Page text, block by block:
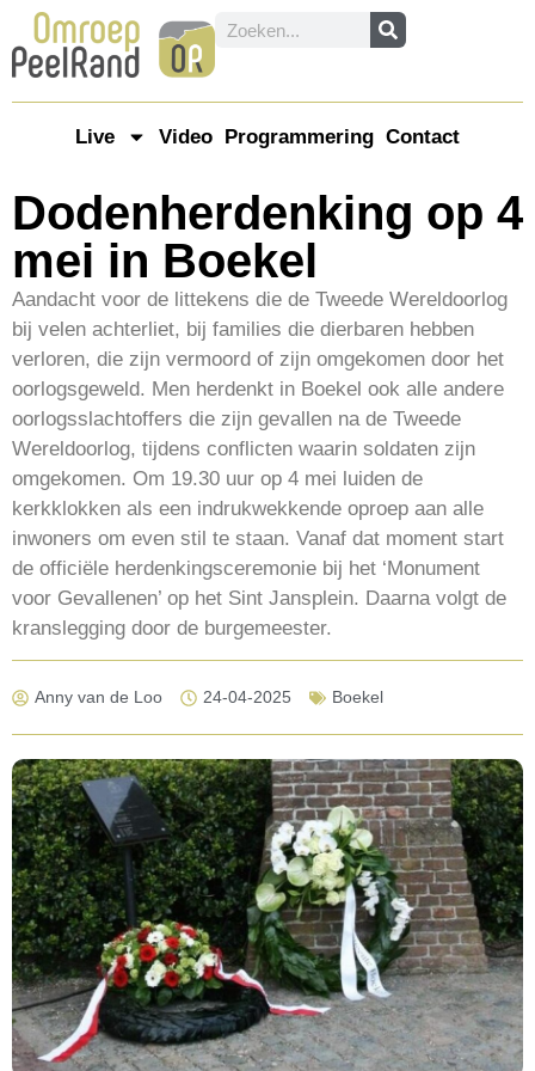
Live Video Programmering Contact
Dodenherdenking op 4
mei in Boekel
Aandacht voor de littekens die de Tweede Wereldoorlog
bij velen achterliet, bij families die dierbaren hebben
verloren, die zijn vermoord of zijn omgekomen door het
oorlogsgeweld. Men herdenkt in Boekel ook alle andere
oorlogsslachtoffers die zijn gevallen na de Tweede
Wereldoorlog, tijdens conflicten waarin soldaten zijn
omgekomen. Om 19.30 uur op 4 mei luiden de
kerkklokken als een indrukwekkende oproep aan alle
inwoners om even stil te staan. Vanaf dat moment start
de officiële herdenkingsceremonie bij het ‘Monument
voor Gevallenen’ op het Sint Jansplein. Daarna volgt de
kranslegging door de burgemeester.
Anny van de Loo 24-04-2025 Boekel